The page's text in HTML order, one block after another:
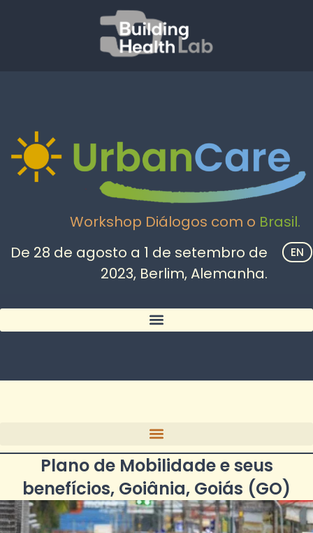
Workshop Diálogos com o Brasil.
De 28 de agosto a 1 de setembro de
2023, Berlim, Alemanha.
EN
Plano de Mobilidade e seus
benefícios, Goiânia, Goiás (GO)